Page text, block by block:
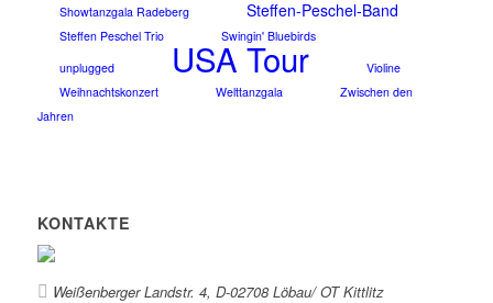
Showtanzgala Radeberg
Steffen-Peschel-Band
Steffen Peschel Trio
Swingin' Bluebirds
unplugged
USA Tour
Violine
Weihnachtskonzert
Welttanzgala
Zwischen den
Jahren
KONTAKTE
Weißenberger Landstr. 4, D-02708 Löbau/ OT Kittlitz